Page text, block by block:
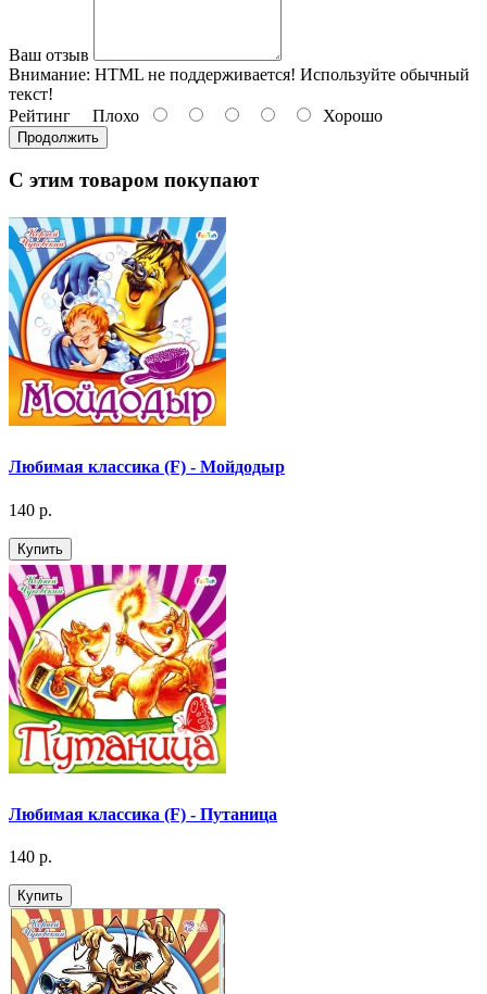
Ваш отзыв
Внимание: HTML не поддерживается! Используйте обычный
текст!
Рейтинг Плохо Хорошо
Продолжить
С этим товаром покупают
Любимая классика (F) - Мойдодыр
140 р.
Купить
Любимая классика (F) - Путаница
140 р.
Купить